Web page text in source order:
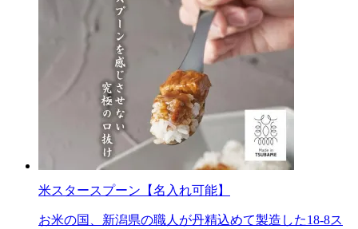
米スタースプーン【名入れ可能】
お米の国、新潟県の職人が丹精込めて製造した18-8ス